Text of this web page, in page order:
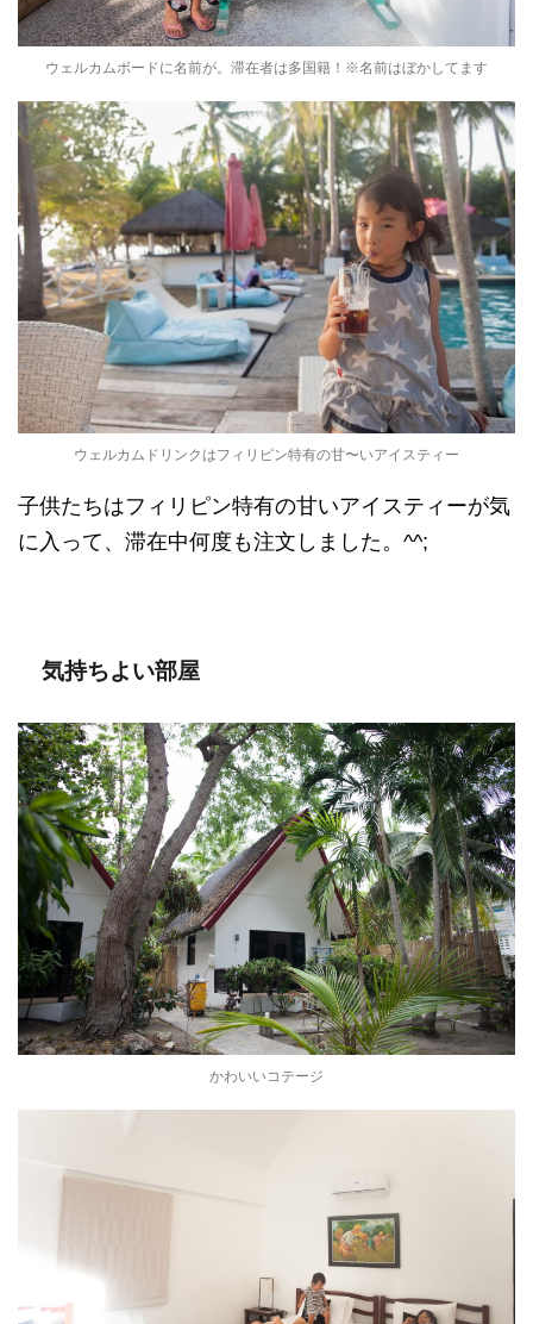
ウェルカムボードに名前が。滞在者は多国籍！※名前はぼかしてます
ウェルカムドリンクはフィリピン特有の甘〜いアイスティー
子供たちはフィリピン特有の甘いアイスティーが気
に入って、滞在中何度も注文しました。^^;
気持ちよい部屋
かわいいコテージ